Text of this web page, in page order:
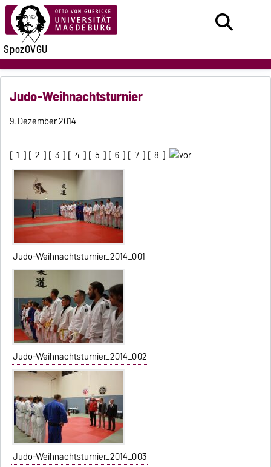
SpozOVGU
Judo-Weihnachtsturnier
9. Dezember 2014
[ 1 ] [ 2 ] [ 3 ] [ 4 ] [ 5 ] [ 6 ] [ 7 ] [ 8 ]
Judo-Weihnachtsturnier_2014_001
Judo-Weihnachtsturnier_2014_002
Judo-Weihnachtsturnier_2014_003